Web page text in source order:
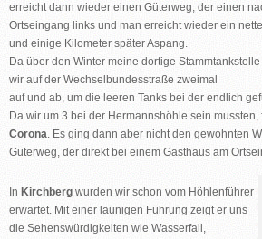
erreicht dann wieder einen Güterweg, der einen
Ortseingang links und man erreicht wieder ein
und einige Kilometer später Aspang.
Da über den Winter meine dortige
wir auf der Wechselbundesstraße zweimal
auf und ab, um die leeren Tanks bei der endlich
Da wir um 3 bei der Hermannshöhle sein
Corona. Es ging dann aber nicht den gewohnten
Güterweg, der direkt bei einem Gasthaus am
In Kirchberg wurden wir schon vom Höhlenführer
erwartet. Mit einer launigen Führung zeigt er uns
die Sehenswürdigkeiten wie Wasserfall,